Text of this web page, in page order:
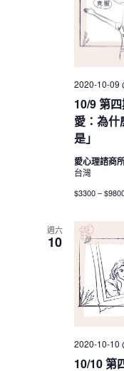
10/9 第
愛：為什
是」
2020-10-09
愛心理諮商
台灣
$3300 –
週六
10
10/10 第
2020-10-10